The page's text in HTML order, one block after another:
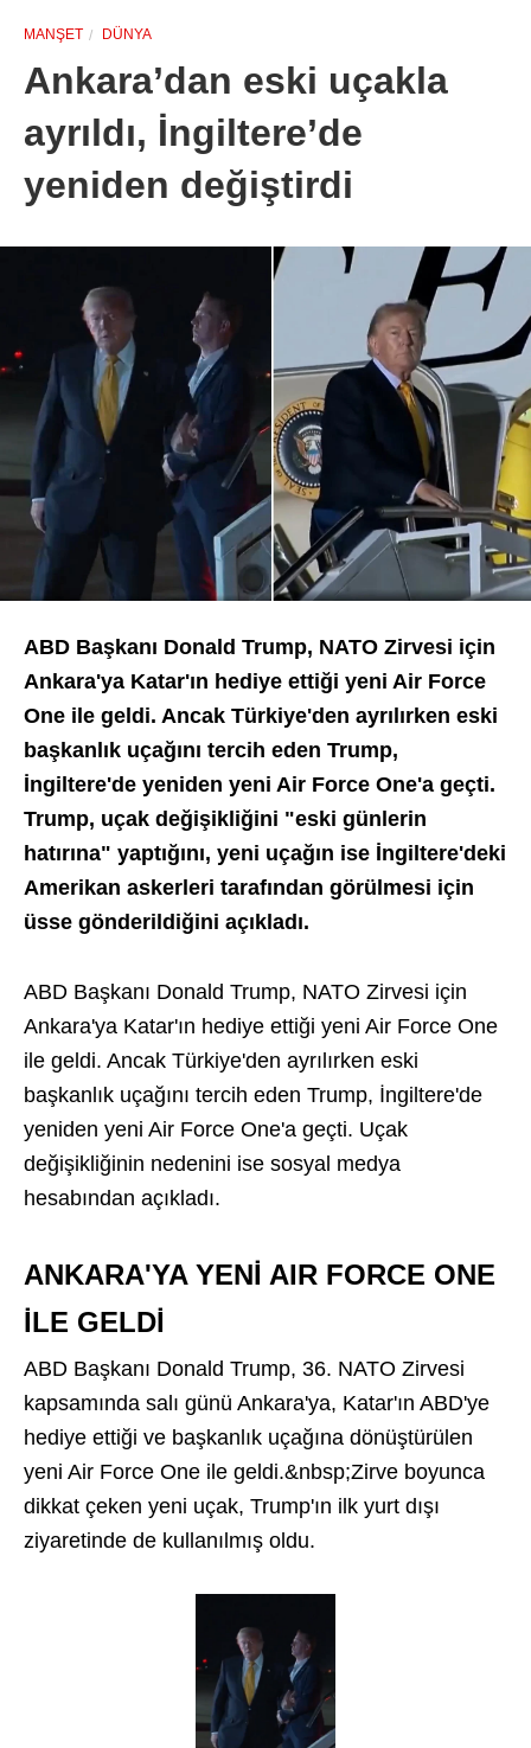
MANŞET DÜNYA
Ankara’dan eski uçakla
ayrıldı, İngiltere’de
yeniden değiştirdi
ABD Başkanı Donald Trump, NATO Zirvesi için
Ankara'ya Katar'ın hediye ettiği yeni Air Force
One ile geldi. Ancak Türkiye'den ayrılırken eski
başkanlık uçağını tercih eden Trump,
İngiltere'de yeniden yeni Air Force One'a geçti.
Trump, uçak değişikliğini "eski günlerin
hatırına" yaptığını, yeni uçağın ise İngiltere'deki
Amerikan askerleri tarafından görülmesi için
üsse gönderildiğini açıkladı.
ABD Başkanı Donald Trump, NATO Zirvesi için
Ankara'ya Katar'ın hediye ettiği yeni Air Force One
ile geldi. Ancak Türkiye'den ayrılırken eski
başkanlık uçağını tercih eden Trump, İngiltere'de
yeniden yeni Air Force One'a geçti. Uçak
değişikliğinin nedenini ise sosyal medya
hesabından açıkladı.
ANKARA'YA YENİ AIR FORCE ONE
İLE GELDİ
ABD Başkanı Donald Trump, 36. NATO Zirvesi
kapsamında salı günü Ankara'ya, Katar'ın ABD'ye
hediye ettiği ve başkanlık uçağına dönüştürülen
yeni Air Force One ile geldi.&nbsp;Zirve boyunca
dikkat çeken yeni uçak, Trump'ın ilk yurt dışı
ziyaretinde de kullanılmış oldu.